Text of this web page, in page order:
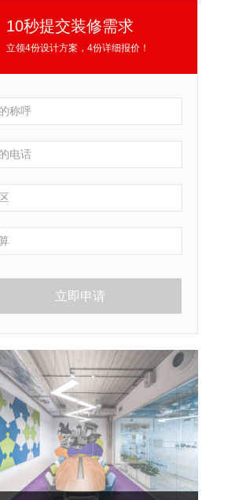
10秒提交装修需求
立领4份设计方案，4份详细报价！
立即申请